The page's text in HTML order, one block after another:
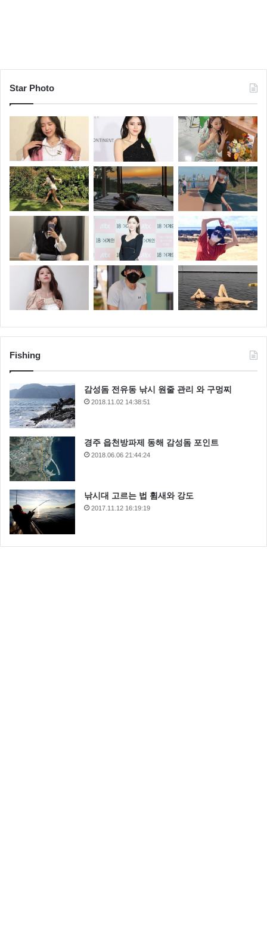
Star Photo
Fishing
감성돔 전유동 낚시 원줄 관리 와 구멍찌
2018.11.02 14:38:51
경주 읍천방파제 동해 감성돔 포인트
2018.06.06 21:44:24
낚시대 고르는 법 휨새와 강도
2017.11.12 16:19:19